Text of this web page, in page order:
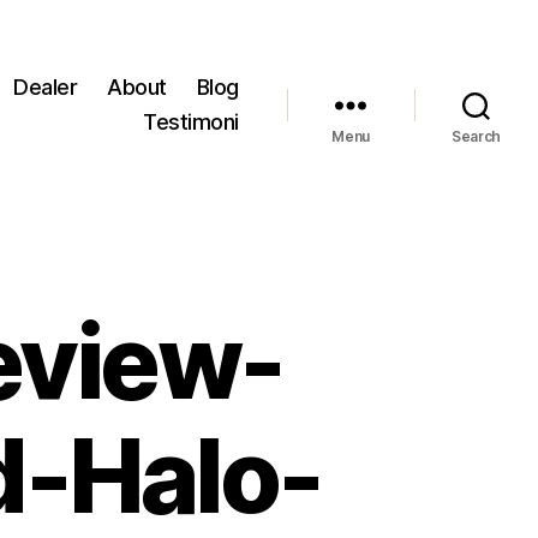
Dealer About
Blog
Testimoni
Menu Search
Halo-